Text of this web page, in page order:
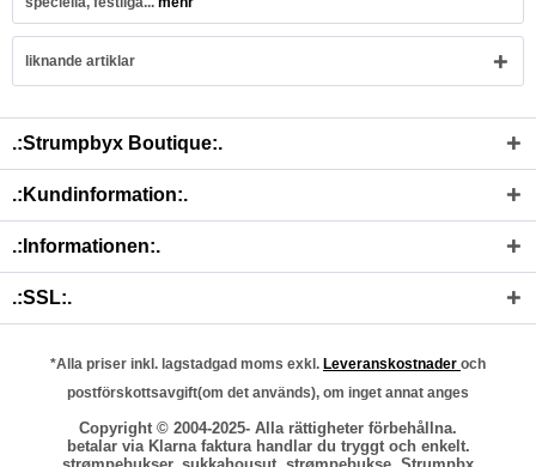
liknande artiklar
.:Strumpbyx Boutique:.
.:Kundinformation:.
.:Informationen:.
.:SSL:.
*Alla priser inkl. lagstadgad moms exkl. Leveranskostnader och
postförskottsavgift(om det används), om inget annat anges
Copyright © 2004-2025- Alla rättigheter förbehållna.
betalar via Klarna faktura handlar du tryggt och enkelt.